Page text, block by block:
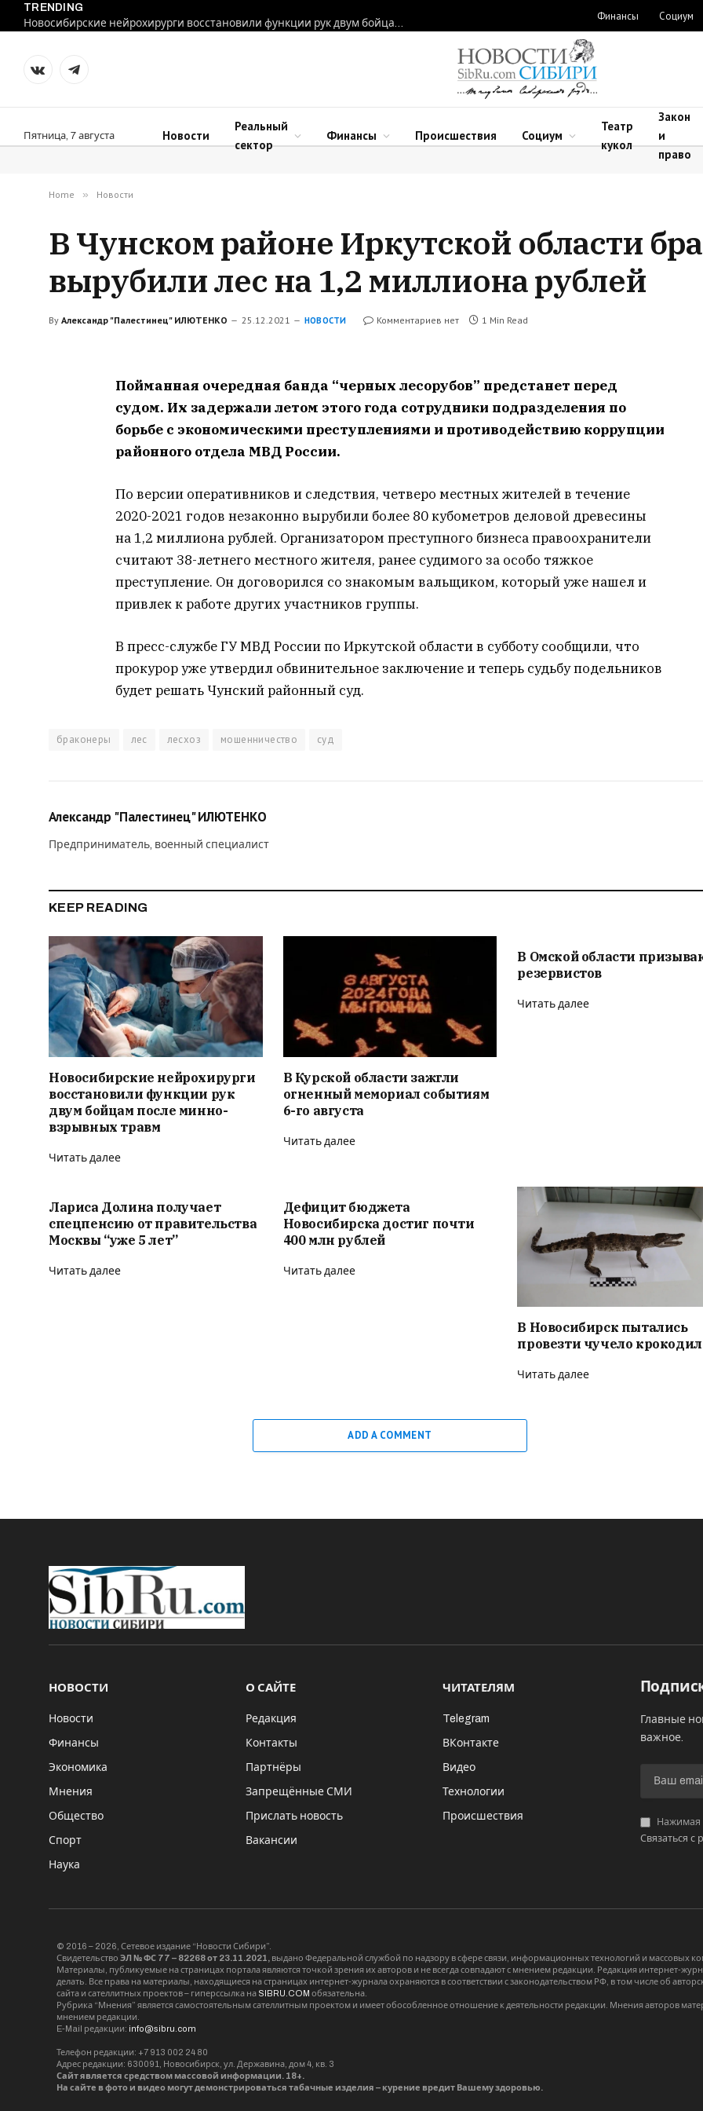
TRENDING
Новосибирские нейрохирурги восстановили функции рук двум бойцам после минно-взрывных травм
Финансы Социум
VKontakteTelegram
Пятница, 7 августа Новости
Реальный
сектор
Финансы Происшествия Социум
Театр
кукол
Закон
и
право
Home » Новости
В Чунском районе Иркутской области
вырубили лес на 1,2 миллиона рублей
By Александр "Палестинец" ИЛЮТЕНКО 25.12.2021 НОВОСТИ Комментариев нет 1 Min Read
Пойманная очередная банда “черных лесорубов” предстанет перед
судом. Их задержали летом этого года сотрудники подразделения по
борьбе с экономическими преступлениями и противодействию коррупции
районного отдела МВД России.
По версии оперативников и следствия, четверо местных жителей в течение
2020-2021 годов незаконно вырубили более 80 кубометров деловой древесины
на 1,2 миллиона рублей. Организатором преступного бизнеса правоохранители
считают 38-летнего местного жителя, ранее судимого за особо тяжкое
преступление. Он договорился со знакомым вальщиком, который уже нашел и
привлек к работе других участников группы.
В пресс-службе ГУ МВД России по Иркутской области в субботу сообщили, что
прокурор уже утвердил обвинительное заключение и теперь судьбу подельников
будет решать Чунский районный суд.
браконеры лес лесхоз мошенничество суд
Александр "Палестинец" ИЛЮТЕНКО
Предприниматель, военный специалист
KEEP READING
Новосибирские нейрохирурги
восстановили функции рук
двум бойцам после минно-
взрывных травм
Читать далее
В Курской области зажгли
огненный мемориал событиям
6-го августа
Читать далее
В Омской области
резервистов
Читать далее
Лариса Долина получает
спецпенсию от правительства
Москвы “уже 5 лет”
Читать далее
Дефицит бюджета
Новосибирска достиг почти
400 млн рублей
Читать далее
В Новосибирск пытались
провезти чучело
Читать далее
ADD A COMMENT
НОВОСТИ
Новости
Финансы
Экономика
Мнения
Общество
Спорт
Наука
О САЙТЕ
Редакция
Контакты
Партнёры
Запрещённые СМИ
Прислать новость
Вакансии
ЧИТАТЕЛЯМ
Telegram
ВКонтакте
Видео
Технологии
Происшествия
Главные
важное.
Нажимая
Связаться с
© 2016 – 2026, Сетевое издание “Новости Сибири”.
Свидетельство ЭЛ № ФС 77 – 82268 от 23.11.2021, выдано Федеральной службой по надзору в сфере связи, информационных технологий и массовых
Материалы, публикуемые на страницах портала являются точкой зрения их авторов и не всегда совпадают с мнением редакции. Редакция интернет-
делать. Все права на материалы, находящиеся на страницах интернет-журнала охраняются в соответствии с законодательством РФ, в том числе об
сайта и сателлитных проектов – гиперссылка на SIBRU.COM обязательна.
Рубрика “Мнения” является самостоятельным сателлитным проектом и имеет обособленное отношение к деятельности редакции. Мнения авторов
мнением редакции.
E-Mail редакции: info@sibru.com
Телефон редакции: +7 913 002 24 80
Адрес редакции: 630091, Новосибирск, ул. Державина, дом 4, кв. 3
Сайт является средством массовой информации. 18+.
На сайте в фото и видео могут демонстрироваться табачные изделия – курение вредит Вашему здоровью.